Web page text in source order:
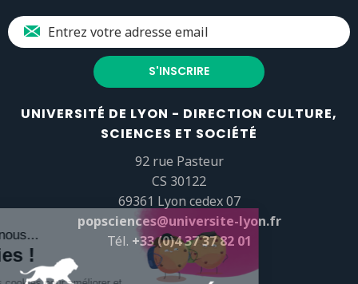
UNIVERSITÉ DE LYON - DIRECTION CULTURE,
SCIENCES ET SOCIÉTÉ
92 rue Pasteur
CS 30122
69361 Lyon cedex 07
popsciences@universite-lyon.fr
Tél. +33 (0)4 37 37 82 01